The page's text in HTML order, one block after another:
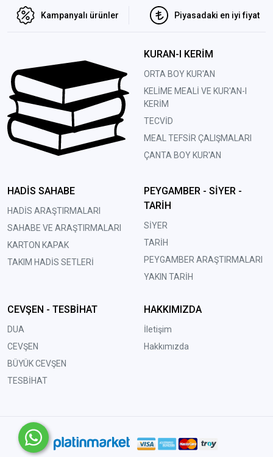
Kampanyalı ürünler Piyasadaki en iyi fiyat
KURAN-I KERİM
ORTA BOY KUR'AN
KELİME MEALİ VE KUR'AN-I
KERİM
TECVİD
MEAL TEFSİR ÇALIŞMALARI
ÇANTA BOY KUR'AN
HADİS SAHABE
HADİS ARAŞTIRMALARI
SAHABE VE ARAŞTIRMALARI
KARTON KAPAK
TAKIM HADİS SETLERİ
PEYGAMBER - SİYER -
TARİH
SİYER
TARİH
PEYGAMBER ARAŞTIRMALARI
YAKIN TARİH
CEVŞEN - TESBİHAT
DUA
CEVŞEN
BÜYÜK CEVŞEN
TESBİHAT
HAKKIMIZDA
İletişim
Hakkımızda